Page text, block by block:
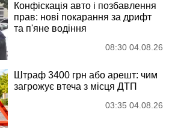
Конфіскація авто і позбавлення
прав: нові покарання за дрифт
та п'яне водіння
08:30 04.08.26
Штраф 3400 грн або арешт: чим
загрожує втеча з місця ДТП
03:35 04.08.26